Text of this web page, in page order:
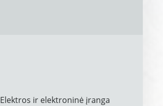
Elektros ir elektroninė įranga